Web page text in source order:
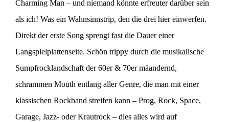
Charming Man – und niemand könnte erfreuter darüber sein
als ich! Was ein Wahnsinnstrip, den die drei hier einwerfen.
Direkt der erste Song sprengt fast die Dauer einer
Langspielplattenseite. Schön trippy durch die musikalische
Sumpfrocklandschaft der 60er & 70er mäandernd,
schrammen Mouth entlang aller Genre, die man mit einer
klassischen Rockband streifen kann – Prog, Rock, Space,
Garage, Jazz- oder Krautrock – dies alles wird auf